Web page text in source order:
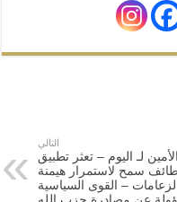
التالي
لـ اليوم – تعثر تطبيق
سمح لاستمرار هيمنة
– القوى السياسية